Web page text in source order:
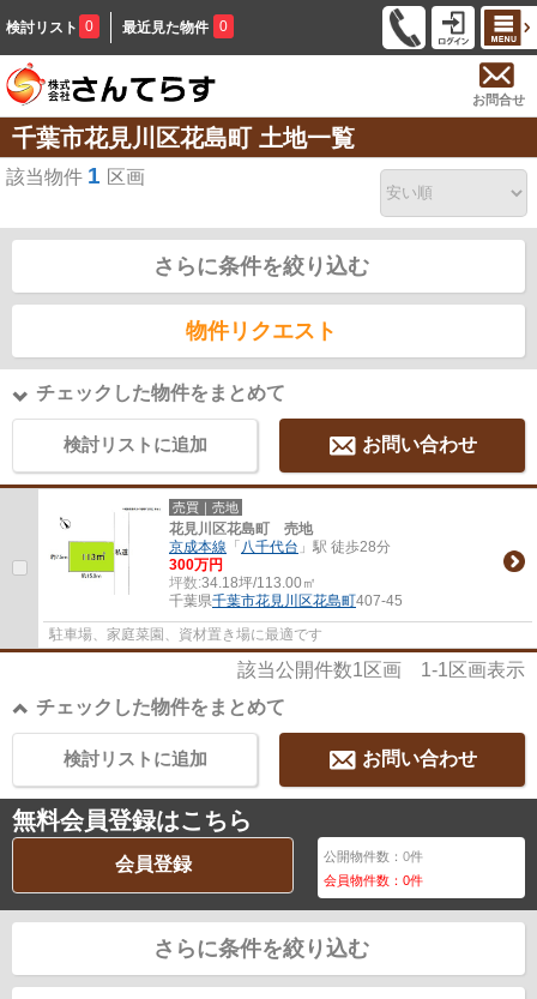
検討リスト 0 最近見た物件 0
お問合せ
千葉市花見川区花島町 土地一覧
該当物件 1 区画
さらに条件を絞り込む
物件リクエスト
チェックした物件をまとめて
検討リストに追加 お問い合わせ
売買｜売地
花見川区花島町 売地
京成本線 「 八千代台 」駅 徒歩28分
300万円
坪数:34.18坪/113.00㎡
千葉県千葉市花見川区花島町407-45
駐車場、家庭菜園、資材置き場に最適です
該当公開件数1区画 1-1区画表示
チェックした物件をまとめて
お問い合わせ
検討リストに追加
無料会員登録はこちら
会員登録 公開物件数：0件
会員物件数：0件
さらに条件を絞り込む